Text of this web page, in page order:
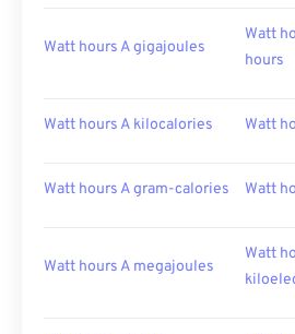
Watt hours A gigajoules
Watt
hours
Watt hours A kilocalories Watt
Watt hours A gram-calories Watt
Watt hours A megajoules
Watt